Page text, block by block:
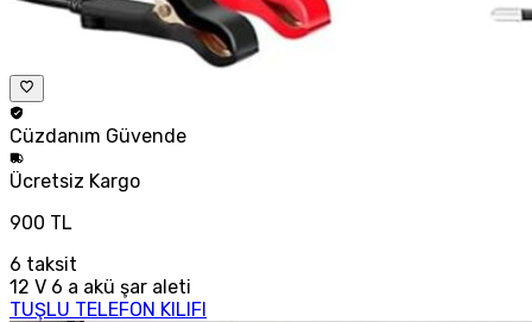
Cüzdanım Güvende
Ücretsiz Kargo
900 TL
6 taksit
12 V 6 a akü şar aleti
TUŞLU TELEFON KILIFI